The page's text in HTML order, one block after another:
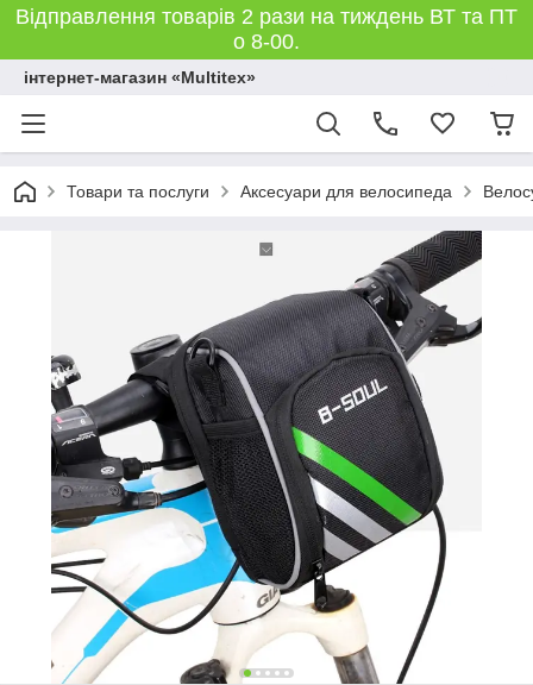
Відправлення товарів 2 рази на тиждень ВТ та ПТ
о 8-00.
інтернет-магазин «Multitex»
Товари та послуги Аксесуари для велосипеда